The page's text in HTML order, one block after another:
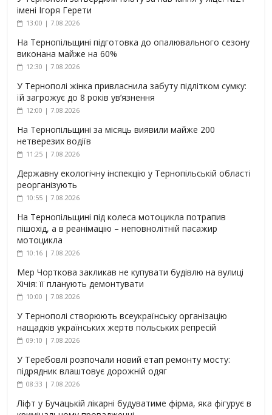
імені Ігоря Герети
13:00 | 7.08.2026
На Тернопільщині підготовка до опалювального сезону
виконана майже на 60%
12:30 | 7.08.2026
У Тернополі жінка привласнила забуту підлітком сумку:
їй загрожує до 8 років ув’язнення
12:00 | 7.08.2026
На Тернопільщині за місяць виявили майже 200
нетверезих водіїв
11:25 | 7.08.2026
Державну екологічну інспекцію у Тернопільській області
реорганізують
10:55 | 7.08.2026
На Тернопільщині під колеса мотоцикла потрапив
пішохід, а в реанімацію – неповнолітній пасажир
мотоцикла
10:16 | 7.08.2026
Мер Чорткова закликав не купувати будівлю на вулиці
Хічія: її планують демонтувати
10:00 | 7.08.2026
У Тернополі створюють всеукраїнську організацію
нащадків українських жертв польських репресій
09:10 | 7.08.2026
У Теребовлі розпочали новий етап ремонту мосту:
підрядник влаштовує дорожній одяг
08:33 | 7.08.2026
Ліфт у Бучацькій лікарні будуватиме фірма, яка фігурує в